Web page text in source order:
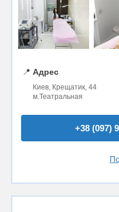
📍 Адрес
Киев, Крещатик, 44
м.Театральная
+38 (097)